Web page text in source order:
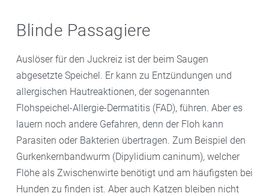
Blinde Passagiere
Auslöser für den Juckreiz ist der beim Saugen
abgesetzte Speichel. Er kann zu Entzündungen und
allergischen Hautreaktionen, der sogenannten
Flohspeichel-Allergie-Dermatitis (FAD), führen. Aber es
lauern noch andere Gefahren, denn der Floh kann
Parasiten oder Bakterien übertragen. Zum Beispiel den
Gurkenkernbandwurm (Dipylidium caninum), welcher
Flöhe als Zwischenwirte benötigt und am häufigsten bei
Hunden zu finden ist. Aber auch Katzen bleiben nicht